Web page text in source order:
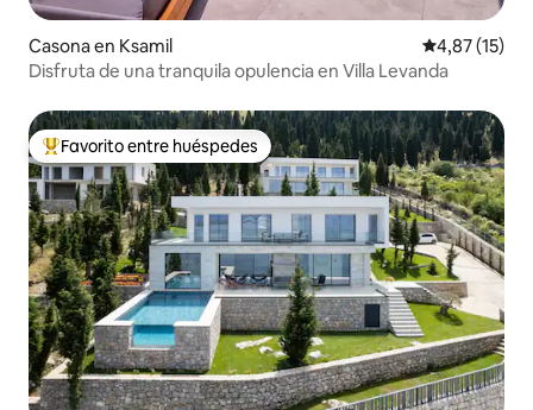
Casona en Ksamil Calificación
4,87 (15)
Disfruta de una tranquila opulencia en Villa Levanda
Favorito entre los huéspedes más destacados
Favorito entre huéspedes